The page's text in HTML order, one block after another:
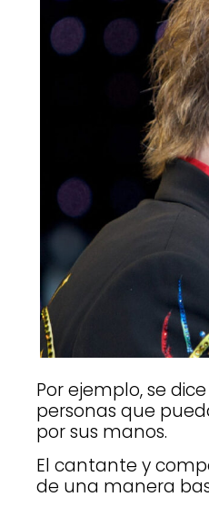
Por ejemplo, se
personas que
por sus manos.
El cantante y
de una manera